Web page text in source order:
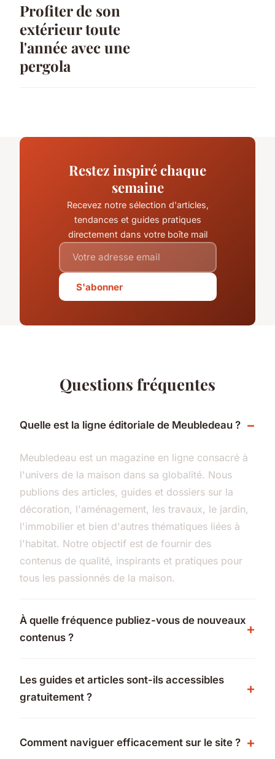
Profiter de son
extérieur toute
l'année avec une
pergola
Restez inspiré chaque
semaine
Recevez notre sélection d'articles,
tendances et guides pratiques
directement dans votre boîte mail
S'abonner
Questions fréquentes
Quelle est la ligne éditoriale de Meubledeau ?
Meubledeau est un magazine en ligne consacré à
l'univers de la maison dans sa globalité. Nous
publions des articles, guides et dossiers sur la
décoration, l'aménagement, les travaux, le jardin,
l'immobilier et bien d'autres thématiques liées à
l'habitat. Notre objectif est de fournir des
contenus de qualité, inspirants et pratiques pour
tous les passionnés de la maison.
À quelle fréquence publiez-vous de nouveaux
contenus ?
Les guides et articles sont-ils accessibles
gratuitement ?
Comment naviguer efficacement sur le site ?